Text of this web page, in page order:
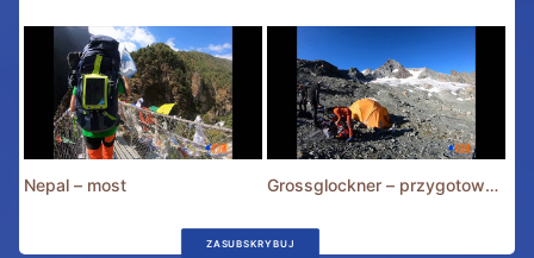
Nepal – most Grossglockner – przygotowania
ZASUBSKRYBUJ